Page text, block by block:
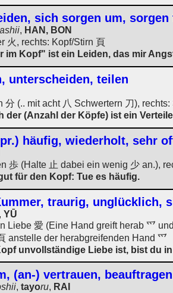
sich sorgen um,
, HAN, BON
火, rechts: Kopf/Stirn 頁
im Kopf" ist ein Leiden, das mir
unterscheiden, teilen
分 (.. mit acht 八 Schwertern 刀),
der (Anzahl der Köpfe) ist ein
häufig, wiederholt, sehr
歩 (Halte 止 dabei ein wenig 少 an.),
für den Kopf: Tue es häufig.
traurig, unglücklich,
, YŪ
Liebe 愛 (Eine Hand greift herab 爫
anstelle der herabgreifenden Hand 爫
unvollständige Liebe ist, bist du
(an-) vertrauen,
, tayoru, RAI